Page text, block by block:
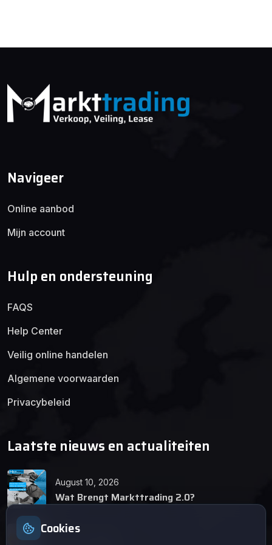
Navigeer
Online aanbod
Mijn account
Hulp en ondersteuning
FAQS
Help Center
Veilig online handelen
Algemene voorwaarden
Privacybeleid
Laatste nieuws en actualiteiten
August 10, 2026
Wat Brengt Markttrading 2.0?
Cookies